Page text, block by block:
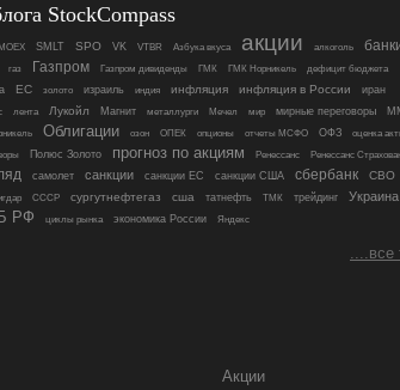
StockCompass
SMLT SPO VK VTBR Азбука вкуса акции алкоголь
газ Газпром Газпром дивиденды ГМК ГМК Норникель дефицит бюджета
ЕС золото израиль индия инфляция инфляция в России иран
лента Лукойл Магнит металлурги Мечел мир мирные переговоры
Облигации озон ОПЕК опционы отчеты МСФО ОФЗ
оценка
Полюс Золото прогноз по акциям Ренессанс
Ренессанс
самолет санкции санкции ЕС санкции США сбербанк СВО
СССР сургутнефтегаз сша татнефть ТМК трейдинг Украина
РФ циклы рынка экономика России Яндекс
....все
Акции